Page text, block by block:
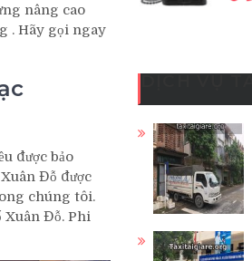
nâng cao
. Hãy gọi ngay
được bảo
Đỗ được
chúng tôi.
Xuân Đỗ. Phi